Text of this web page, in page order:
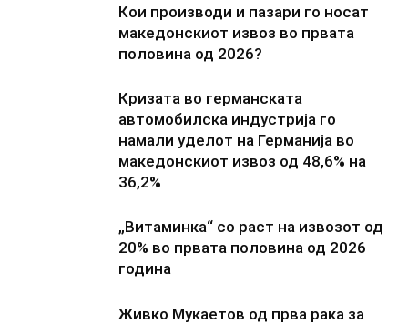
Кои производи и пазари го носат
македонскиот извоз во првата
половина од 2026?
Кризата во германската
автомобилска индустрија го
намали уделот на Германија во
македонскиот извоз од 48,6% на
36,2%
„Витаминка“ со раст на извозот од
20% во првата половина од 2026
година
Живко Мукаетов од прва рака за